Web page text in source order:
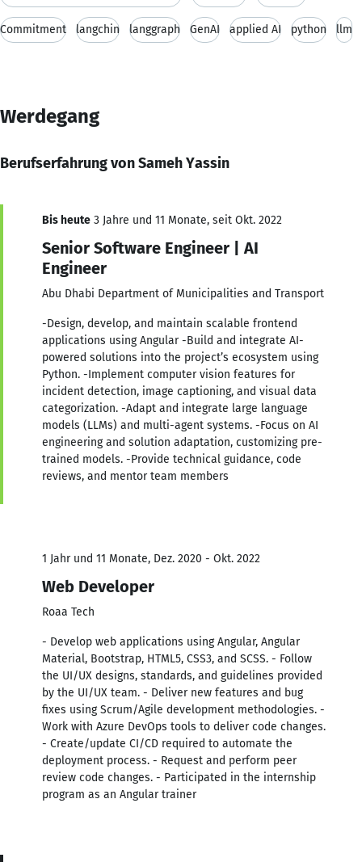
Commitment langchin langgraph GenAI applied AI python llm
Werdegang
Berufserfahrung von Sameh Yassin
Bis heute 3 Jahre und 11 Monate, seit Okt. 2022
Senior Software Engineer | AI
Engineer
Abu Dhabi Department of Municipalities and Transport
-Design, develop, and maintain scalable frontend
applications using Angular -Build and integrate AI-
powered solutions into the project’s ecosystem using
Python. -Implement computer vision features for
incident detection, image captioning, and visual data
categorization. -Adapt and integrate large language
models (LLMs) and multi-agent systems. -Focus on AI
engineering and solution adaptation, customizing pre-
trained models. -Provide technical guidance, code
reviews, and mentor team members
1 Jahr und 11 Monate, Dez. 2020 - Okt. 2022
Web Developer
Roaa Tech
- Develop web applications using Angular, Angular
Material, Bootstrap, HTML5, CSS3, and SCSS. - Follow
the UI/UX designs, standards, and guidelines provided
by the UI/UX team. - Deliver new features and bug
fixes using Scrum/Agile development methodologies. -
Work with Azure DevOps tools to deliver code changes.
- Create/update CI/CD required to automate the
deployment process. - Request and perform peer
review code changes. - Participated in the internship
program as an Angular trainer